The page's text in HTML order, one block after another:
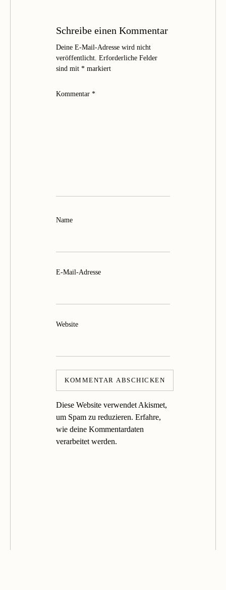
Schreibe einen Kommentar
Deine E-Mail-Adresse wird nicht
veröffentlicht. Erforderliche Felder
sind mit * markiert
Kommentar *
Name
E-Mail-Adresse
Website
Diese Website verwendet Akismet,
um Spam zu reduzieren. Erfahre,
wie deine Kommentardaten
verarbeitet werden.